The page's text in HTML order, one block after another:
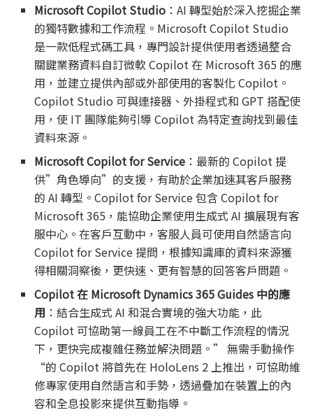
Microsoft Copilot Studio ：AI 轉型始於深入挖掘企業
的獨特數據和工作流程。Microsoft Copilot Studio
是一款低程式碼工具，專門設計提供使用者透過整合
關鍵業務資料自訂微軟 Copilot 在 Microsoft 365 的應
用，並建立提供內部或外部使用的客製化 Copilot。
Copilot Studio 可與連接器、外掛程式和 GPT 搭配使
用，使 IT 團隊能夠引導 Copilot 為特定查詢找到最佳
資料來源。
Microsoft Copilot for Service ：最新的 Copilot 提
供”角色導向”的支援，有助於企業加速其客戶服務
的 AI 轉型。Copilot for Service 包含 Copilot for
Microsoft 365，能協助企業使用生成式 AI 擴展現有客
服中心。在客戶互動中，客服人員可使用自然語言向
Copilot for Service 提問，根據知識庫的資料來源獲
得相關洞察後，更快速、更有智慧的回答客戶問題。
Copilot 在 Microsoft Dynamics 365 Guides 中的應
用 ：結合生成式 AI 和混合實境的強大功能，此
Copilot 可協助第一線員工在不中斷工作流程的情況
下，更快完成複雜任務並解決問題。” 無需手動操作
“的 Copilot 將首先在 HoloLens 2 上推出，可協助維
修專家使用自然語言和手勢，透過疊加在裝置上的內
容和全息投影來提供互動指導。